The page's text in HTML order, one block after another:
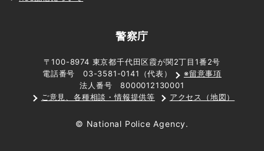
警察庁
〒100-8974 東京都千代田区霞が関2丁目1番2号
電話番号 03-3581-0141（代表）
※留意事項
法人番号 8000012130001
ご意見、各種相談・情報提供等
アクセス（地図）
© National Police Agency.